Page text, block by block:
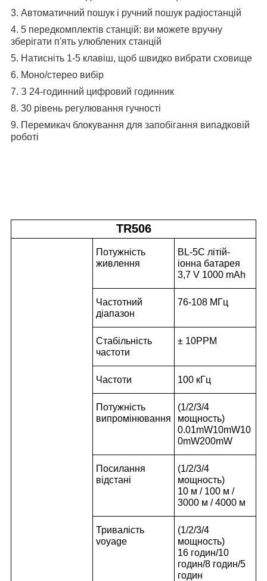
3. Автоматичний пошук і ручний пошук радіостанцій
4. 5 передкомплектів станцій: ви можете вручну
зберігати п'ять улюблених станцій
5. Натисніть 1-5 клавіш, щоб швидко вибрати сховище
6. Моно/стерео вибір
7. З 24-годинний цифровий годинник
8. 30 рівень регулювання гучності
9. Перемикач блокування для запобігання випадковій
роботі
TR506
Потужність
живлення
BL-5C літій-
іонна батарея
3,7 V 1000 mAh
Частотний
діапазон
76-108 МГц
Стабільність
частоти
± 10PPM
Частоти 100 кГц
Потужність
випромінювання
(1/2/3/4
мощность)
0.01mW10mW10
0mW200mW
Посилання
відстані
(1/2/3/4
мощность)
10 м / 100 м /
3000 м / 4000 м
Тривалість
voyage
(1/2/3/4
мощность)
16 годин/10
годин/8 годин/5
годин